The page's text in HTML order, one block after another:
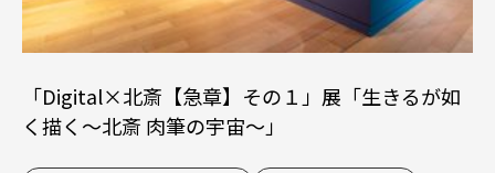
「Digital×北斎【急章】その１」展「生きるが如
く描く～北斎 肉筆の宇宙～」